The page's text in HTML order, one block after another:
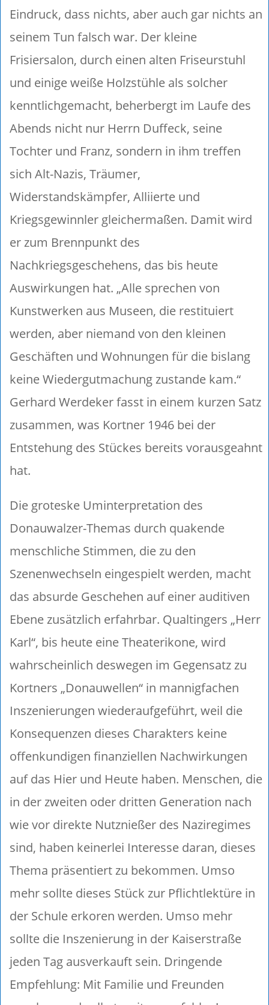
Eindruck, dass nichts, aber auch gar nichts an
seinem Tun falsch war. Der kleine
Frisiersalon, durch einen alten Friseurstuhl
und einige weiße Holzstühle als solcher
kenntlichgemacht, beherbergt im Laufe des
Abends nicht nur Herrn Duffeck, seine
Tochter und Franz, sondern in ihm treffen
sich Alt-Nazis, Träumer,
Widerstandskämpfer, Alliierte und
Kriegsgewinnler gleichermaßen. Damit wird
er zum Brennpunkt des
Nachkriegsgeschehens, das bis heute
Auswirkungen hat. „Alle sprechen von
Kunstwerken aus Museen, die restituiert
werden, aber niemand von den kleinen
Geschäften und Wohnungen für die bislang
keine Wiedergutmachung zustande kam.“
Gerhard Werdeker fasst in einem kurzen Satz
zusammen, was Kortner 1946 bei der
Entstehung des Stückes bereits vorausgeahnt
hat.
Die groteske Uminterpretation des
Donauwalzer-Themas durch quakende
menschliche Stimmen, die zu den
Szenenwechseln eingespielt werden, macht
das absurde Geschehen auf einer auditiven
Ebene zusätzlich erfahrbar. Qualtingers „Herr
Karl“, bis heute eine Theaterikone, wird
wahrscheinlich deswegen im Gegensatz zu
Kortners „Donauwellen“ in mannigfachen
Inszenierungen wiederaufgeführt, weil die
Konsequenzen dieses Charakters keine
offenkundigen finanziellen Nachwirkungen
auf das Hier und Heute haben. Menschen, die
in der zweiten oder dritten Generation nach
wie vor direkte Nutznießer des Naziregimes
sind, haben keinerlei Interesse daran, dieses
Thema präsentiert zu bekommen. Umso
mehr sollte dieses Stück zur Pflichtlektüre in
der Schule erkoren werden. Umso mehr
sollte die Inszenierung in der Kaiserstraße
jeden Tag ausverkauft sein. Dringende
Empfehlung: Mit Familie und Freunden